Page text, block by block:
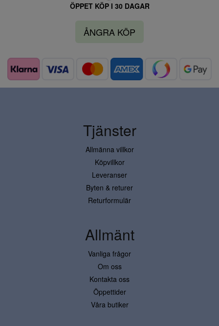
ÖPPET KÖP I 30 DAGAR
ÅNGRA KÖP
Tjänster
Allmänna villkor
Köpvillkor
Leveranser
Byten & returer
Returformulär
Allmänt
Vanliga frågor
Om oss
Kontakta oss
Öppettider
Våra butiker